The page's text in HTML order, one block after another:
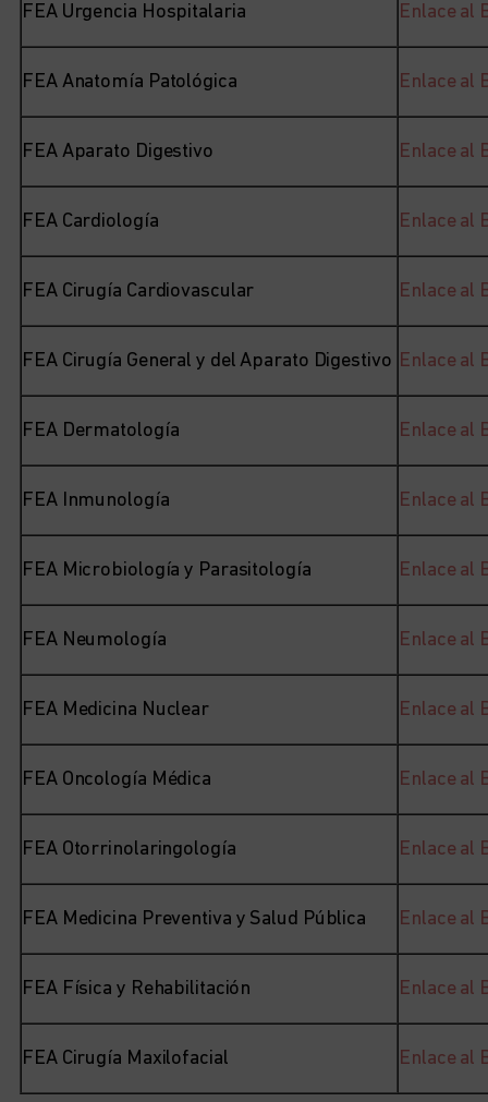
FEA Urgencia Hospitalaria Enlace al
FEA Anatomía Patológica Enlace al
FEA Aparato Digestivo Enlace al
FEA Cardiología Enlace al
FEA Cirugía Cardiovascular Enlace al
FEA Cirugía General y del Aparato Digestivo Enlace al
FEA Dermatología Enlace al
FEA Inmunología Enlace al
FEA Microbiología y Parasitología Enlace al
FEA Neumología Enlace al
FEA Medicina Nuclear Enlace al
FEA Oncología Médica Enlace al
FEA Otorrinolaringología Enlace al
FEA Medicina Preventiva y Salud Pública Enlace al
FEA Física y Rehabilitación Enlace al
FEA Cirugía Maxilofacial Enlace al